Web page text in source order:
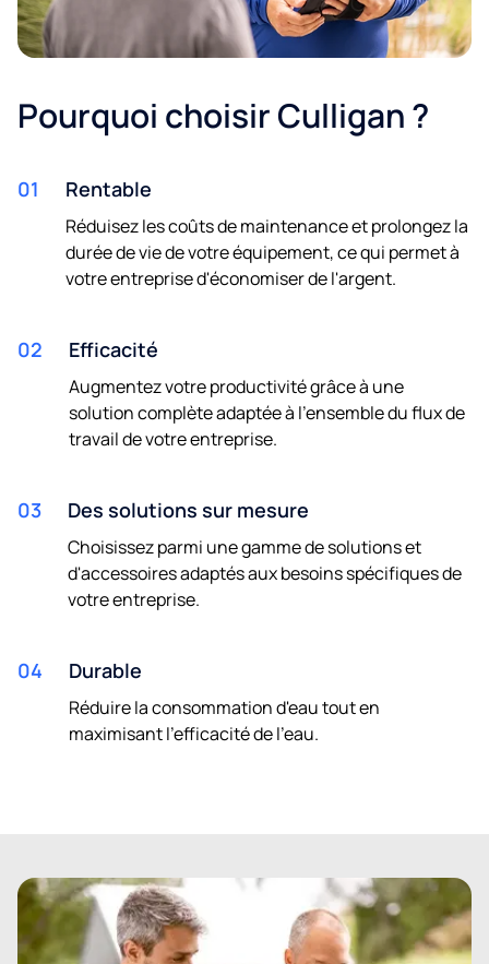
Pourquoi choisir Culligan ?
01 Rentable
Réduisez les coûts de maintenance et prolongez la
durée de vie de votre équipement, ce qui permet à
votre entreprise d'économiser de l'argent.
02 Efficacité
Augmentez votre productivité grâce à une
solution complète adaptée à l'ensemble du flux de
travail de votre entreprise.
03 Des solutions sur mesure
Choisissez parmi une gamme de solutions et
d'accessoires adaptés aux besoins spécifiques de
votre entreprise.
04 Durable
Réduire la consommation d'eau tout en
maximisant l'efficacité de l'eau.